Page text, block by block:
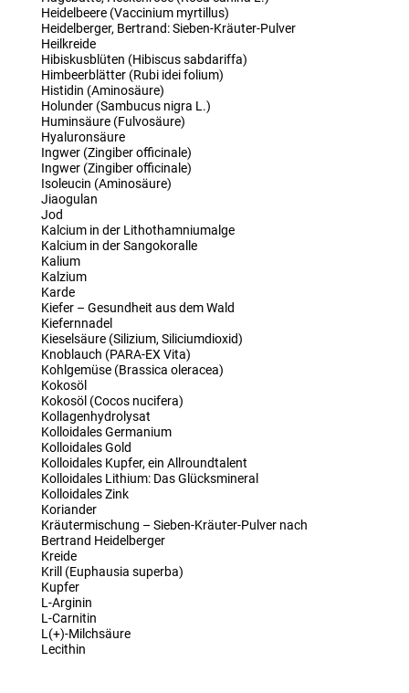
Heidelbeere (Vaccinium myrtillus)
Heidelberger, Bertrand: Sieben-Kräuter-Pulver
Heilkreide
Hibiskusblüten (Hibiscus sabdariffa)
Himbeerblätter (Rubi idei folium)
Histidin (Aminosäure)
Holunder (Sambucus nigra L.)
Huminsäure (Fulvosäure)
Hyaluronsäure
Ingwer (Zingiber officinale)
Ingwer (Zingiber officinale)
Isoleucin (Aminosäure)
Jiaogulan
Jod
Kalcium in der Lithothamniumalge
Kalcium in der Sangokoralle
Kalium
Kalzium
Karde
Kiefer – Gesundheit aus dem Wald
Kiefernnadel
Kieselsäure (Silizium, Siliciumdioxid)
Knoblauch (PARA-EX Vita)
Kohlgemüse (Brassica oleracea)
Kokosöl
Kokosöl (Cocos nucifera)
Kollagenhydrolysat
Kolloidales Germanium
Kolloidales Gold
Kolloidales Kupfer, ein Allroundtalent
Kolloidales Lithium: Das Glücksmineral
Kolloidales Zink
Koriander
Kräutermischung – Sieben-Kräuter-Pulver nach
Bertrand Heidelberger
Kreide
Krill (Euphausia superba)
Kupfer
L-Arginin
L-Carnitin
L(+)-Milchsäure
Lecithin